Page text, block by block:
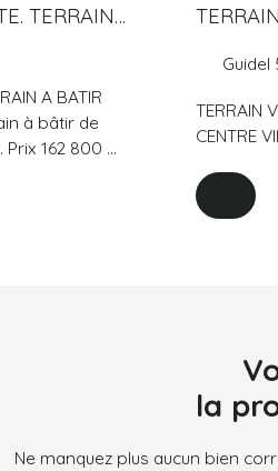
TERRAIN
GUIDEL.
A BATIR
à bâtir de
162 800 €
à la charge
155 000 €.
immobilière
GUIDEL
Guidel
TERRAIN
CENTRE
la
Ne manquez plus aucun bien